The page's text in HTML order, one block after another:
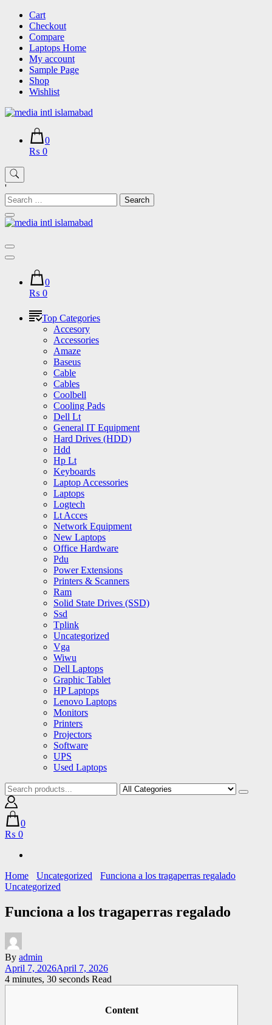
Skip
content
Cart
Checkout
Compare
Laptops Home
My account
Sample Page
Shop
Wishlist
0
₨ 0
'
Search
for:
0
₨ 0
Top Categories
Accesory
Accessories
Amaze
Baseus
Cable
Cables
Coolbell
Cooling Pads
Dell Lt
General IT Equipment
Hard Drives (HDD)
Hdd
Hp Lt
Keyboards
Laptop Accessories
Laptops
Logtech
Lt Acces
Network Equipment
New Laptops
Office Hardware
Pdu
Power Extensions
Printers & Scanners
Ram
Solid State Drives (SSD)
Ssd
Tplink
Uncategorized
Vga
Wiwu
Dell Laptops
Graphic Tablet
HP Laptops
Lenovo Laptops
Monitors
Printers
Projectors
Software
UPS
Used Laptops
0
₨ 0
Home Uncategorized
Funciona a los tragaperras regalado
Uncategorized
Funciona a los tragaperras regalado
By admin
April 7, 2026April 7, 2026
4 minutes, 30 seconds Read
Content